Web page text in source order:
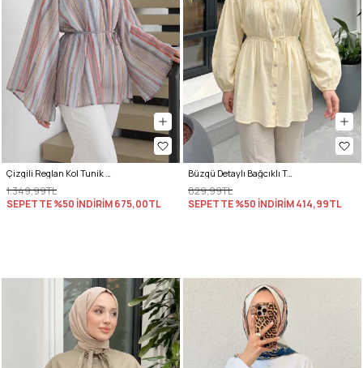
Çizgili Reglan Kol Tunik 260203 - MAVİ
1.349,99TL
SEPETTE %50 İNDİRİM675,00TL
Büzgü Detaylı Bağcıklı Tunik 2366 - SARI
829,99TL
SEPETTE %50 İNDİRİM414,99TL